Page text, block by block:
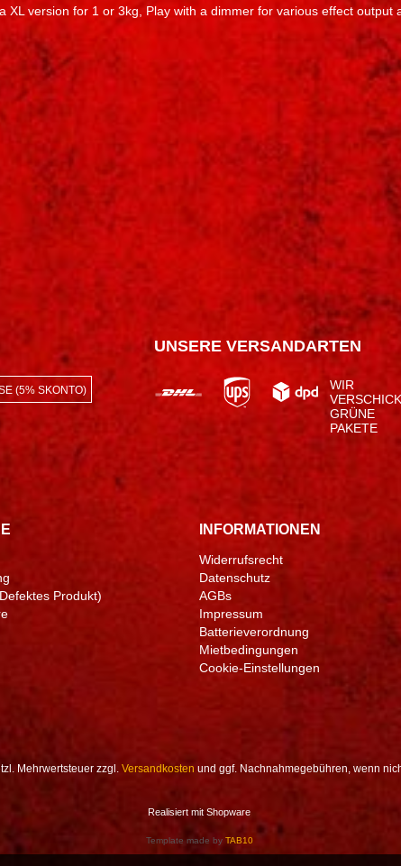
version for 1 or 3kg, Play with a dimmer for various effect
(5% SKONTO)
UNSERE VERSANDARTEN
WIR
GRÜNE
PAKETE
Produkt)
INFORMATIONEN
Widerrufsrecht
Datenschutz
AGBs
Impressum
Batterieverordnung
Mietbedingungen
Cookie-Einstellungen
Mehrwertsteuer zzgl. Versandkosten und ggf. Nachnahmegebühren, wenn
Realisiert mit Shopware
Template made by TAB10